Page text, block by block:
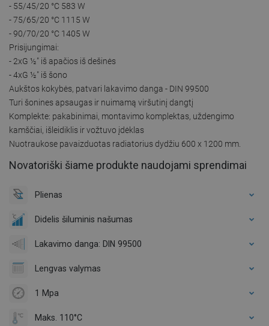
- 55/45/20 °C 583 W
- 75/65/20 °C 1115 W
- 90/70/20 °C 1405 W
Prisijungimai:
- 2xG ½″ iš apačios iš dešinės
- 4xG ½″ iš šono
Aukštos kokybės, patvari lakavimo danga - DIN 99500
Turi šonines apsaugas ir nuimamą viršutinį dangtį
Komplekte: pakabinimai, montavimo komplektas, uždengimo
kamščiai, išleidiklis ir vožtuvo įdėklas
Nuotraukose pavaizduotas radiatorius dydžiu 600 x 1200 mm.
Novatoriški šiame produkte naudojami sprendimai
Plienas
Didelis šiluminis našumas
Lakavimo danga: DIN 99500
Lengvas valymas
1 Mpa
Maks. 110°C